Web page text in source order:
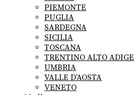
PIEMONTE
PUGLIA
SARDEGNA
SICILIA
TOSCANA
TRENTINO ALTO ADIGE
UMBRIA
VALLE D’AOSTA
VENETO